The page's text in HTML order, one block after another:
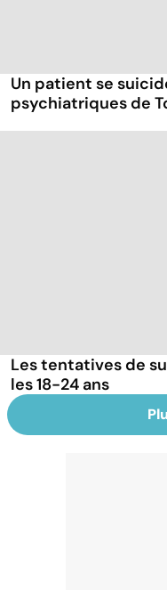
Un patient se
psychiatriques de
Les tentatives de
les 18-24 ans